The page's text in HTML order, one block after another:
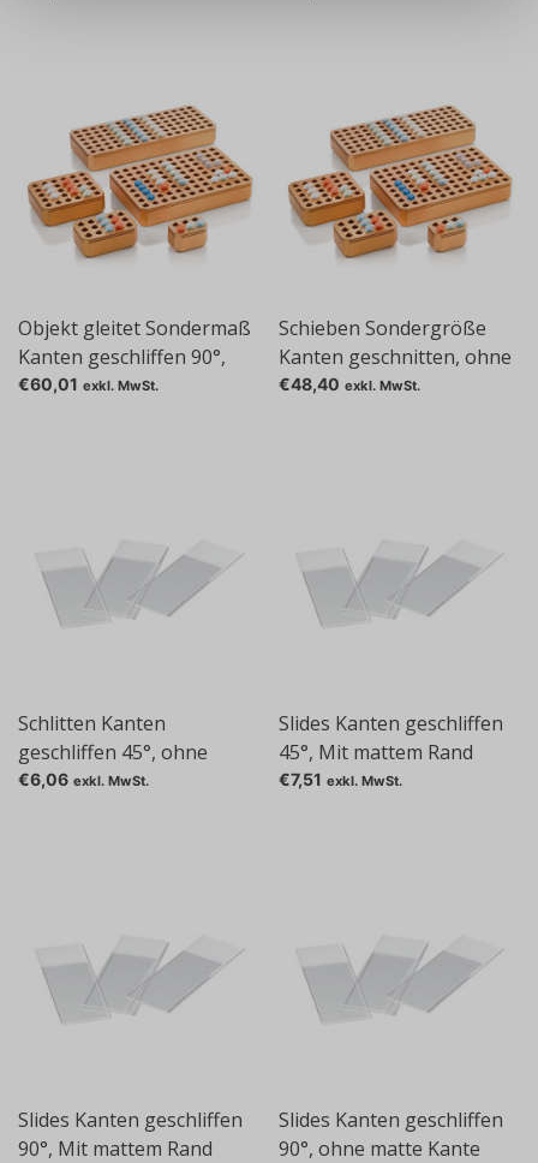
Objekt gleitet Sondermaß
Kanten geschliffen 90°,
ohne matte Kante
€60,01 exkl. MwSt.
Schieben Sondergröße
Kanten geschnitten, ohne
matte Kante
€48,40 exkl. MwSt.
Schlitten Kanten
geschliffen 45°, ohne
matte Kante
€6,06 exkl. MwSt.
Slides Kanten geschliffen
45°, Mit mattem Rand
€7,51 exkl. MwSt.
Slides Kanten geschliffen
90°, Mit mattem Rand
Slides Kanten geschliffen
90°, ohne matte Kante